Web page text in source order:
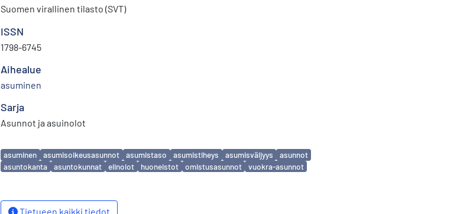
Suomen virallinen tilasto (SVT)
ISSN
1798-6745
Aihealue
asuminen
Sarja
Asunnot ja asuinolot
Avainsanat
asuminen asumisoikeusasunnot asumistaso asumistiheys asumisväljyys
asunnot
asuntokanta
asuntokunnat elinolot huoneistot omistusasunnot vuokra-asunnot
Tietueen kaikki tiedot